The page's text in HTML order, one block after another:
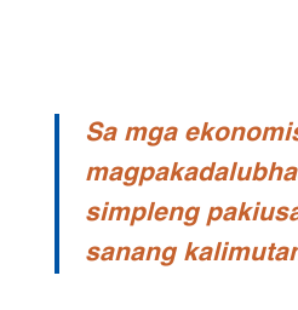
Sa mga
simpleng
sanang